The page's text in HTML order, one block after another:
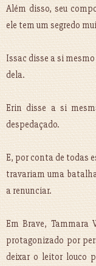
Além disso, seu
ele tem um segredo
Issac disse a si
dela.
Erin disse a si
despedaçado.
E, por conta de todas
travariam uma
a renunciar.
Em Brave, Tammara
protagonizado por
deixar o leitor louco